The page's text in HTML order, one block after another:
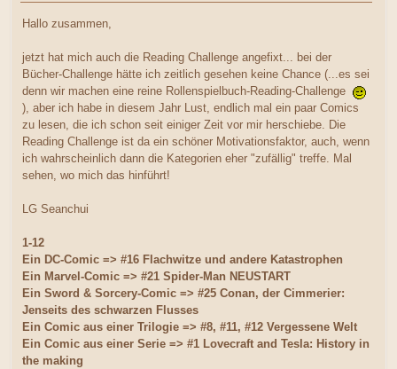
Hallo zusammen,
jetzt hat mich auch die Reading Challenge angefixt... bei der
Bücher-Challenge hätte ich zeitlich gesehen keine Chance (...es sei
denn wir machen eine reine Rollenspielbuch-Reading-Challenge
), aber ich habe in diesem Jahr Lust, endlich mal ein paar Comics
zu lesen, die ich schon seit einiger Zeit vor mir herschiebe. Die
Reading Challenge ist da ein schöner Motivationsfaktor, auch, wenn
ich wahrscheinlich dann die Kategorien eher "zufällig" treffe. Mal
sehen, wo mich das hinführt!
LG Seanchui
1-12
Ein DC-Comic => #16 Flachwitze und andere Katastrophen
Ein Marvel-Comic => #21 Spider-Man NEUSTART
Ein Sword & Sorcery-Comic => #25 Conan, der Cimmerier:
Jenseits des schwarzen Flusses
Ein Comic aus einer Trilogie => #8, #11, #12 Vergessene Welt
Ein Comic aus einer Serie => #1 Lovecraft and Tesla: History in
the making